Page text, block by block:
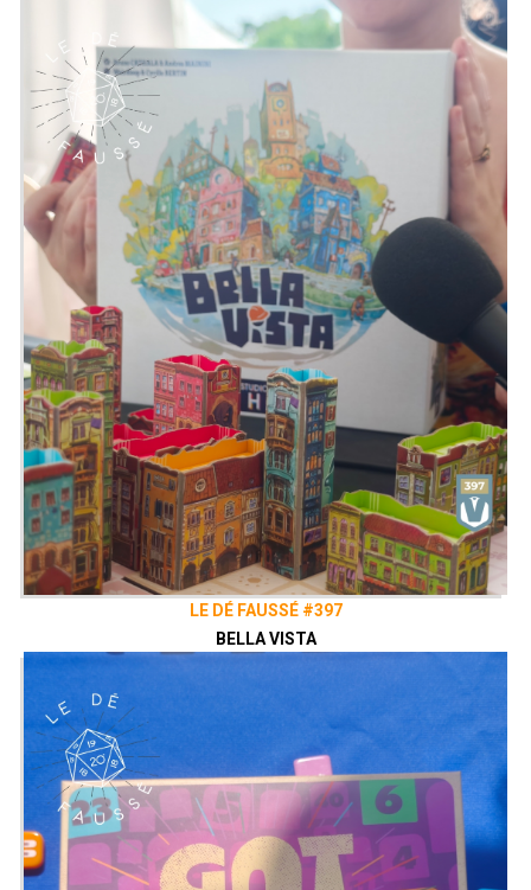
dirigez une institution scientifique
chargée de rechercher des traces de vie
au-delà de la planète Terre. Le jeu
s'inspire des technologies et des efforts
actuels ou émergents en matière
d'exploration spatiale.
Les joueurs explorent les planètes
proches et leurs lunes en lançant des
sondes depuis la Terre tout en profitant
des positions planétaires en constante
évolution. Vous pouvez décider
d'atterrir à leur surface pour collecter
des échantillons précieux ou de rester
en orbite pour une étude plus large. En
outre, en orientant vos télescopes vers
des systèmes stellaires lointains, vous
pouvez détecter des traces de signaux
extraterrestres ou d'exoplanètes non
découvertes, et recueillir des données
prometteuses à examiner et à étudier
de retour chez vous.
Emission présentée par Alex&Zephiriel
Générique parAdrien Larouzée
@ledefausse
Facebook
Le Dé Faussé
Envie de nous soutenir ? Vous pouvez,
si vous le souhaitez, grâce au
de notre collectif, le Vaisseau Hyper
Sensas !
patreon.com/vaisseauhypersensas
Découvrez également notre site
vaisseauhypersensas.fr
LE DÉ FAUSSÉ #397
BELLA VISTA